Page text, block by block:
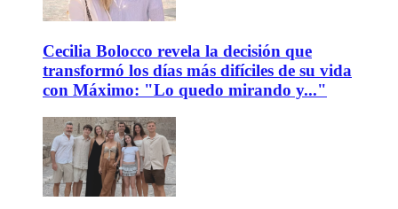
Cecilia Bolocco revela la decisión que
transformó los días más difíciles de su vida
con Máximo: "Lo quedo mirando y..."